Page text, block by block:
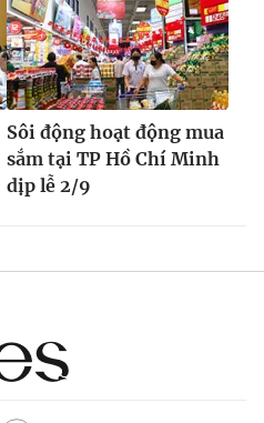
Sôi động hoạt động mua
sắm tại TP Hồ Chí Minh
dịp lễ 2/9